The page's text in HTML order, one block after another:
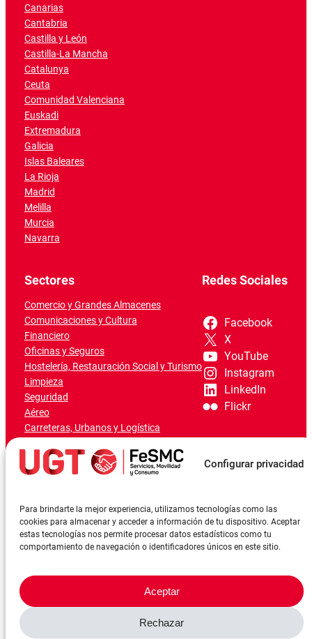
Configurar privacidad
Para brindarte la mejor experiencia, utilizamos tecnologías como las
cookies para almacenar y acceder a información de tu dispositivo. Aceptar
estas tecnologías nos permite procesar datos estadísticos como tu
comportamiento de navegación o identificadores únicos en este sitio.
Aceptar
Rechazar
Canarias
Cantabria
Castilla y León
Castilla-La Mancha
Catalunya
Ceuta
Comunidad Valenciana
Euskadi
Extremadura
Galicia
Islas Baleares
La Rioja
Madrid
Melilla
Murcia
Navarra
Sectores
Comercio y Grandes Almacenes
Comunicaciones y Cultura
Financiero
Oficinas y Seguros
Hostelería, Restauración Social y Turismo
Limpieza
Seguridad
Aéreo
Carreteras, Urbanos y Logística
Marítimo-Portuario
Redes Sociales
Facebook
X
YouTube
Instagram
LinkedIn
Flickr
©FeSMCUGT 2024